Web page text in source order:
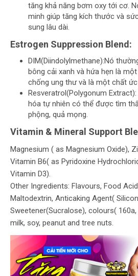
tăng khả năng bơm oxy tới cơ.
minh giúp tăng kích thước và
sung lâu dài.
Estrogen Suppression Blend:
DIM(Diindolylmethane):Nó
bông cải xanh và hứa hẹn là
chống ung thư và là một chất
Resveratrol(Polygonum
hóa tự nhiên có thể được tìm
phộng, quả mọng.
Vitamin & Mineral Support
Magnesium ( as Magnesium Oxide),
Vitamin B6( as Pyridoxine
Vitamin D3).
Other Ingredients: Flavours, Food
Maltodextrin, Anticaking Agent(
Sweetener(Sucralose), colours(
milk, soy, peanut and tree nuts.